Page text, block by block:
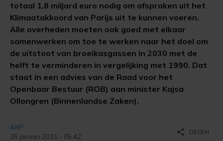
totaal 1,8 miljard euro nodig om afspraken uit het
Klimaatakkoord van Parijs uit te kunnen voeren.
Alle overheden moeten ook goed met elkaar
samenwerken om toe te werken naar het doel om
de uitstoot van broeikasgassen in 2030 met de
helft te verminderen in vergelijking met 1990. Dat
staat in een advies van de Raad voor het
Openbaar Bestuur (ROB) aan minister Kajsa
Ollongren (Binnenlandse Zaken).
ANP
25 januari 2021 - 05:42
share DELEN